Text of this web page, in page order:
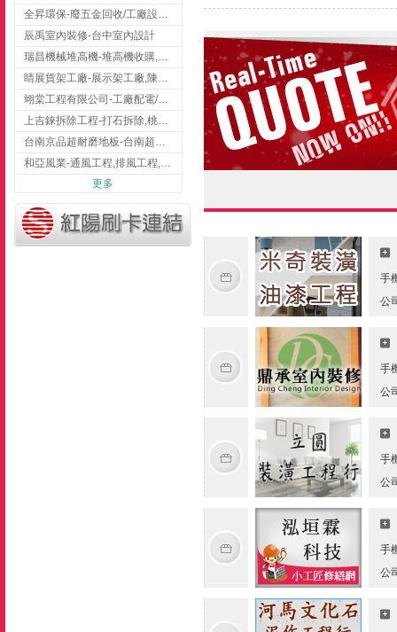
全昇環保-廢五金回收/工廠設備收購/機械設備回收/高價收購廠房設備
辰禹室內裝修-台中室內設計
瑞昌機械堆高機-堆高機收購,新北市堆高機,桃園堆高機
睛展貨架工廠-展示架工廠,陳列架,台中展示架工廠
翊棠工程有限公司-工廠配電/高雄消防機電公司
上吉錸拆除工程-打石拆除,桃園打石拆除,桃園拆除工程
台南京品超耐磨地板-台南超耐磨地板
和亞風業-通風工程,排風工程,彰化通風工程,彰化排風工程
更多
手
公
手
公
手
公
手
公